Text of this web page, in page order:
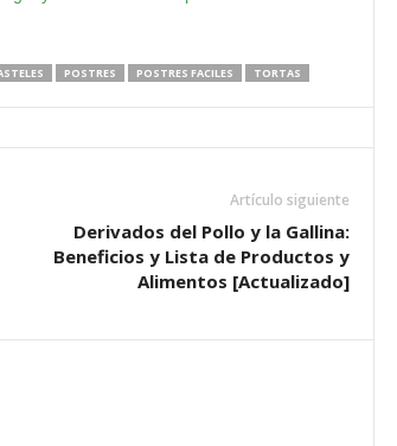
POSTRES POSTRES FACILES TORTAS
Artículo siguiente
Derivados del Pollo y la Gallina:
Beneficios y Lista de Productos y
Alimentos [Actualizado]